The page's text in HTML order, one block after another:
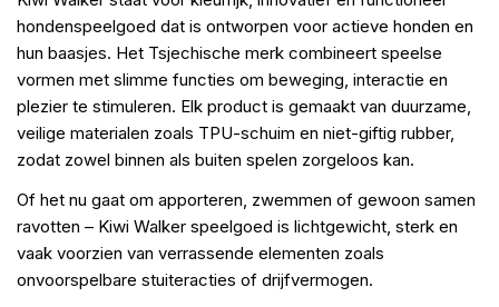
hondenspeelgoed dat is ontworpen voor actieve honden en
hun baasjes. Het Tsjechische merk combineert speelse
vormen met slimme functies om beweging, interactie en
plezier te stimuleren. Elk product is gemaakt van duurzame,
veilige materialen zoals TPU-schuim en niet-giftig rubber,
zodat zowel binnen als buiten spelen zorgeloos kan.
Of het nu gaat om apporteren, zwemmen of gewoon samen
ravotten – Kiwi Walker speelgoed is lichtgewicht, sterk en
vaak voorzien van verrassende elementen zoals
onvoorspelbare stuiteracties of drijfvermogen.